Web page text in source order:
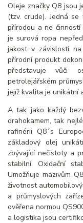
Oleje značky Q8 jsou
(tzv. crude). Jedná
přírodou a ne
je surová ropa
jakost v závislosti
přírodní produkt
představuje vůči
petrolejářském
jejíž kvalita je unikátní
A tak jako každý
drahokamem, tak
rafinérii Q8´s
základový olej
zbývající nečistoty a
stabilní. Oxidační
Umožňuje mazivům
životnost
a průmyslových
ověřena normou
a logistika jsou